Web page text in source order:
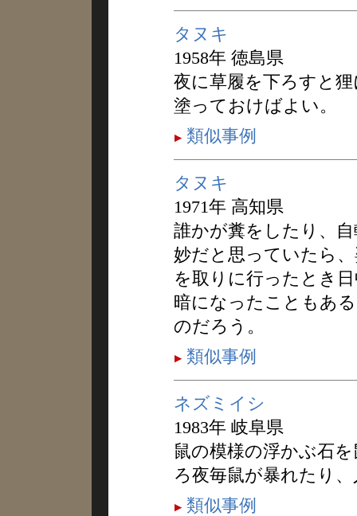
タヌキ
1958年 徳島県
夜に草履を下ろすと
塗っておけばよい。
類似事例
タヌキ
1971年 高知県
誰かが糞をしたり、
妙だと思っていたら
を取りに行ったとき
暗になったこともあ
のだろう。
類似事例
ネズミイシ
1983年 岐阜県
鼠の模様の浮かぶ石
ろ夜毎鼠が暴れたり
類似事例